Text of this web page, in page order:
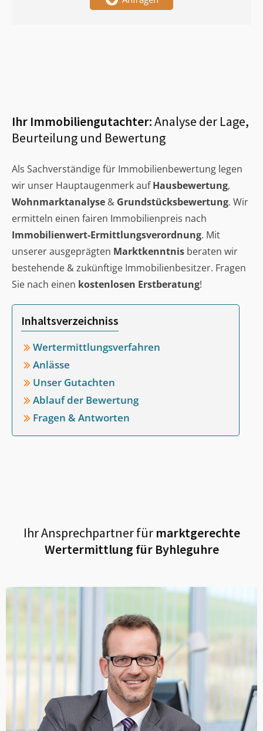
Ihr Immobiliengutachter:Analyse der Lage,
Beurteilung und Bewertung
Als Sachverständige für Immobilienbewertung legen
wir unser Hauptaugenmerk aufHausbewertung,
Wohnmarktanalyse & Grundstücksbewertung. Wir
ermitteln einen fairen Immobilienpreis nach
Immobilienwert-Ermittlungsverordnung. Mit
unserer ausgeprägten Marktkenntnis beraten wir
bestehende & zukünftige Immobilienbesitzer. Fragen
Sie nach einen kostenlosen Erstberatung!
Inhaltsverzeichniss
Wertermittlungsverfahren
Anlässe
Unser Gutachten
Ablauf der Bewertung
Fragen & Antworten
Ihr Ansprechpartner fürmarktgerechte
Wertermittlung für Byhleguhre